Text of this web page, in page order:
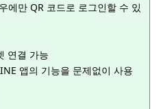
에만 QR 코드로 로그인할 수 있
연결 가능
앱의 기능을 문제없이 사용